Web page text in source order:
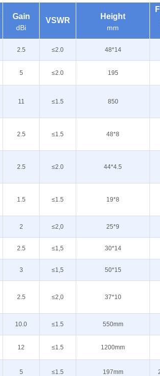
Gain
dBi
VSWR Height
mm
2.5 ≤2.0 48*14
5 ≤2.0 195
11 ≤1.5 850
2.5 ≤1.5 48*8
2.5 ≤2.0 44*4.5
1.5 ≤1.5 19*8
2 ≤2,0 25*9
2.5 ≤1,5 30*14
3 ≤1,5 50*15
2.5 ≤2,0 37*10
10.0 ≤1.5 550mm
12 ≤1.5 1200mm
5 ≤1.5 197mm